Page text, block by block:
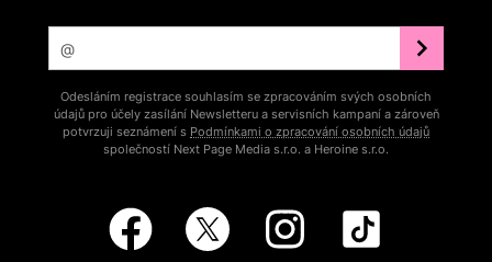
Odesláním registrace souhlasím se zpracováním svých osobních
údajů pro účely zasílání Newsletteru a servisních kampaní a zároveň
potvrzuji seznámení s Podmínkami o zpracování osobních údajů
společností Next Page Media s.r.o. a Heroine s.r.o.